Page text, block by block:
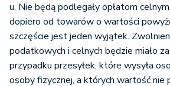
u. Nie będą podlegały opłatom
dopiero od towarów o wartości
szczęście jest jeden wyjątek.
podatkowych i celnych będzie miało
przypadku przesyłek, które wysyła
osoby fizycznej, a których wartość nie